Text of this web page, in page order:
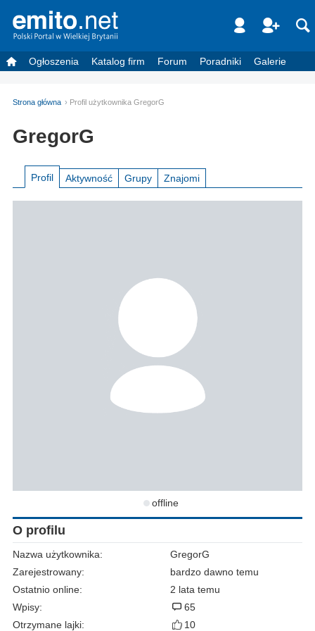
Ogłoszenia Katalog firm Forum Poradniki Galerie
Strona główna Profil użytkownika GregorG
GregorG
Profil Aktywność Grupy Znajomi
offline
O profilu
Nazwa użytkownika:
GregorG
Zarejestrowany:
bardzo dawno temu
Ostatnio online:
2 lata temu
Wpisy:
65
Otrzymane lajki:
10